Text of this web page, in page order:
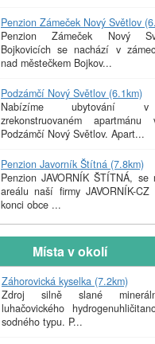
Penzion Zámeček Nový Světlov
Penzion Zámeček Nový
Bojkovicích se nachází v
nad městečkem Bojkov...
Podzámčí Nový Světlov (6.1km)
Nabízíme ubytování
zrekonstruovaném
Podzámčí Nový Světlov. Apart...
Penzion Javorník Štítná (7.8km)
Penzion JAVORNÍK ŠTÍTNÁ, se
areálu naší firmy JAVORNÍK-
konci obce ...
Místa v okolí
Záhorovická kyselka (7.2km)
Zdroj silně slané
luhačovického
sodného typu. P...